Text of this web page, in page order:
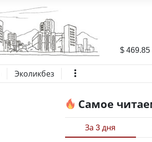
$469.85
Эколикбез
Самое
За 3 дня